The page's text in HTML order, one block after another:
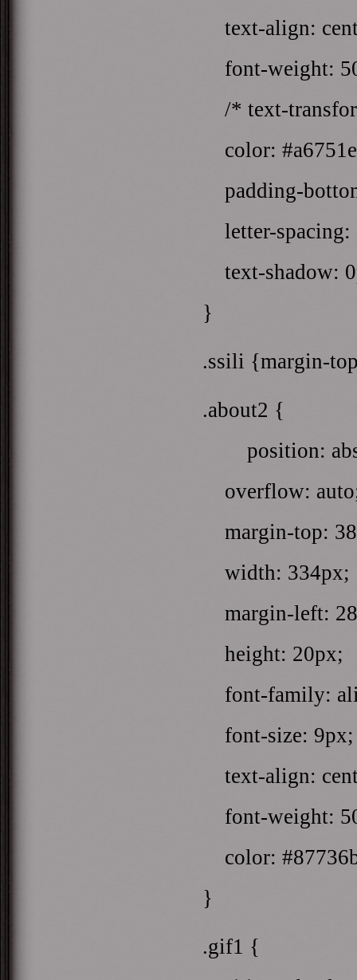
text-align:
font-weight:
/* text-
color:
padding-
letter-spacing:
text-shadow:
}
.ssili {margin-
.about2 {
position:
overflow:
margin-top:
width: 334px;
margin-left:
height: 20px;
font-family:
font-size: 9px;
text-align:
font-weight:
color:
}
.gif1 {